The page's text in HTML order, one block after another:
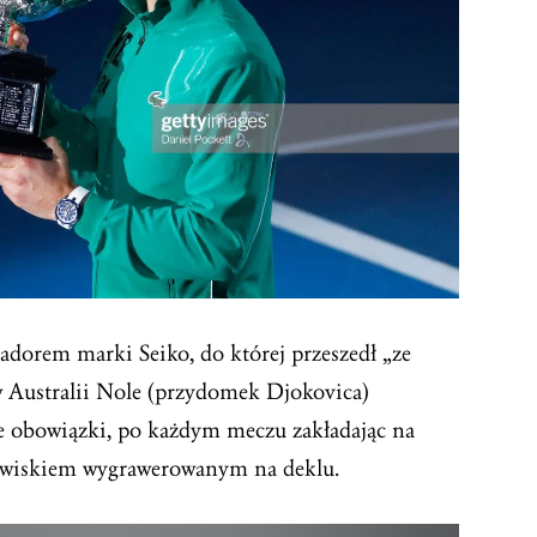
marki Seiko, do której przeszedł „ze
Australii Nole (przydomek Djokovica)
obowiązki, po każdym meczu zakładając na
wygrawerowanym na deklu.